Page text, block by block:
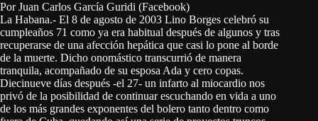
Por Juan Carlos García Guridi (Facebook)
La Habana.- El 8 de agosto de 2003 Lino Borges celebró su
cumpleaños 71 como ya era habitual después de algunos y tras
recuperarse de una afección hepática que casi lo pone al borde
de la muerte. Dicho onomástico transcurrió de manera
tranquila, acompañado de su esposa Ada y cero copas.
Diecinueve días después -el 27- un infarto al miocardio nos
privó de la posibilidad de continuar escuchando en vida a uno
de los más grandes exponentes del bolero tanto dentro como